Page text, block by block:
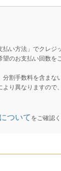
払い方法」でクレジ
望のお支払い回数を
割手数料を含まな
より異なりますので
ついて をご確認く